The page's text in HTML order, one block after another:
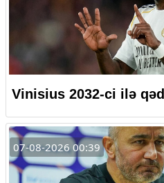
Vinisius 2032-ci ilə
07-08-2026 00:39